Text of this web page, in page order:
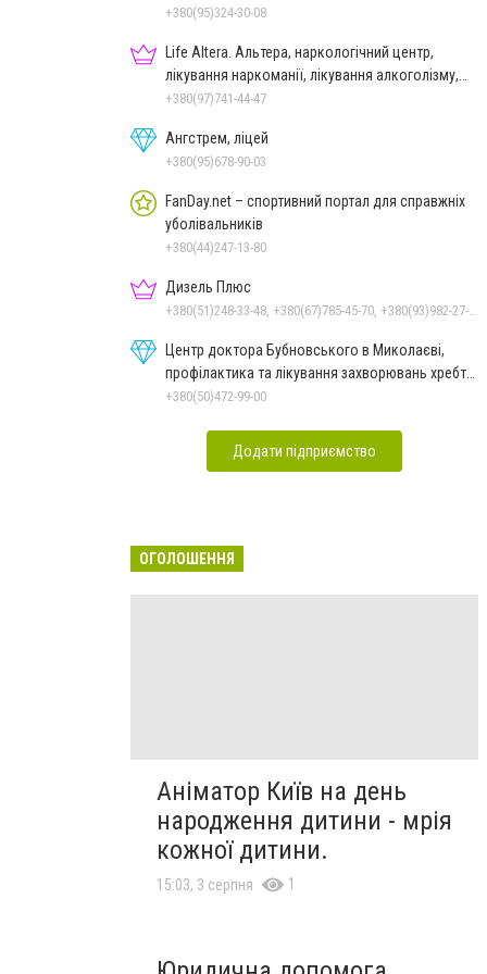
+380(95)324-30-08
Life Altera. Альтера, наркологічний центр,
лікування наркоманії, лікування алкоголізму,
зняття ломки
+380(97)741-44-47
Ангстрем, ліцей
+380(95)678-90-03
FanDay.net – спортивний портал для справжніх
уболівальників
+380(44)247-13-80
Дизель Плюс
Центр доктора Бубновського в Миколаєві,
профілактика та лікування захворювань хребта
і суглобів
+380(50)472-99-00
Додати підприємство
ОГОЛОШЕННЯ
Аніматор Київ на день
народження дитини - мрія
кожної дитини.
15:03, 3 серпня 1